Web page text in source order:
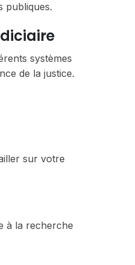
publiques.
systèmes
de la justice.
sur votre
à la recherche